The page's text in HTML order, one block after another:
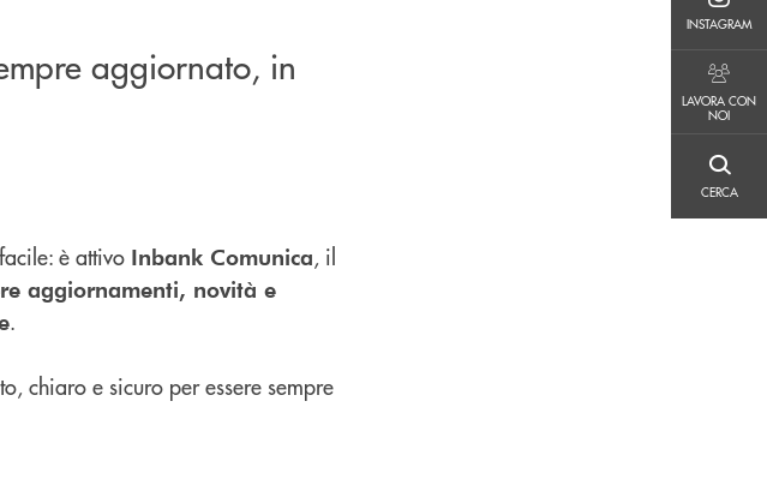
INSTAGRAM
LAVORA CON
NOI
CERCA
aggiornato, in
è attivo Inbank Comunica, il
aggiornamenti, novità e
.
chiaro e sicuro per essere sempre